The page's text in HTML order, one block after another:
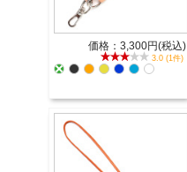
価格：3,300円(税込)
3.0 (1件)